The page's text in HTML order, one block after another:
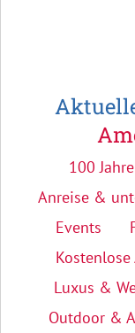
100
Anreise &
Events
Luxus &
Outdoor &